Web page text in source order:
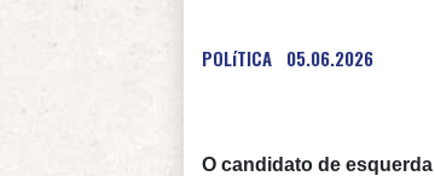
POLíTICA 05.06.2026
O candidato de